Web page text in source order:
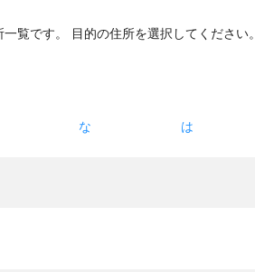
一覧です。 目的の住所を選択してください。
な は